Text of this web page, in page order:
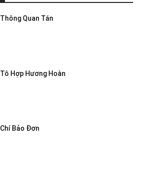
Thông Quan Tán
Tô Hợp Hương Hoàn
Chí Bảo Đơn